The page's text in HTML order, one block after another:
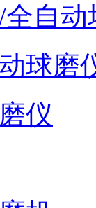
自动
球磨
仪